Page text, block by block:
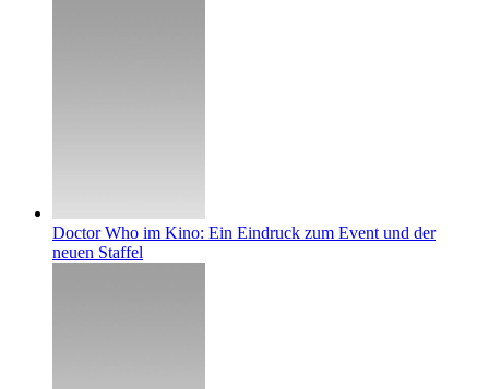
Doctor Who im Kino: Ein Eindruck zum Event und der
neuen Staffel